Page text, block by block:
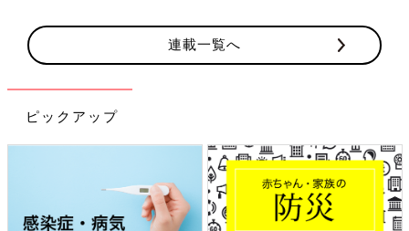
連載一覧へ
ピックアップ